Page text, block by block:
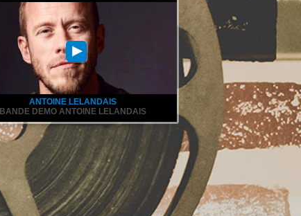
ANTOINE LELANDAIS
BANDE DEMO ANTOINE LELANDAIS